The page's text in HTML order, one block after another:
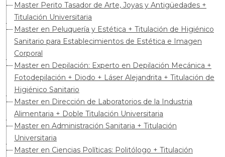
Master Perito Tasador de Arte, Joyas y Antigüedades +
Titulación Universitaria
Master en Peluquería y Estética + Titulación de Higiénico
Sanitario para Establecimientos de Estética e Imagen
Corporal
Master en Depilación: Experto en Depilación Mecánica +
Fotodepilación + Diodo + Láser Alejandrita + Titulación de
Higiénico Sanitario
Master en Dirección de Laboratorios de la Industria
Alimentaria + Doble Titulación Universitaria
Master en Administración Sanitaria + Titulación
Universitaria
Master en Ciencias Políticas: Politólogo + Titulación